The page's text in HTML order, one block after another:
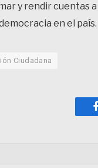
y rendir cuentas
en el país.
Ciudadana